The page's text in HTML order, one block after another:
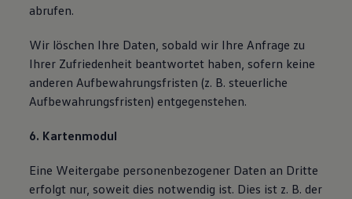
abrufen.
Wir löschen Ihre Daten, sobald wir Ihre Anfrage zu
Ihrer Zufriedenheit beantwortet haben, sofern keine
anderen Aufbewahrungsfristen (z. B. steuerliche
Aufbewahrungsfristen) entgegenstehen.
6. Kartenmodul
Eine Weitergabe personenbezogener Daten an Dritte
erfolgt nur, soweit dies notwendig ist. Dies ist z. B. der